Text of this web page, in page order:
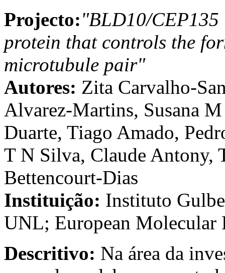
Projecto:"BLD10/CEP135
protein that controls the
microtubule pair"
Autores: Zita Carvalho-
Alvarez-Martins, Susana
Duarte, Tiago Amado,
T N Silva, Claude Antony,
Bettencourt-Dias
Instituição: Instituto
UNL; European
Descritivo: Na área da